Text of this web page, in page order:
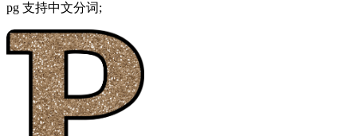
pg 支持中文分词;